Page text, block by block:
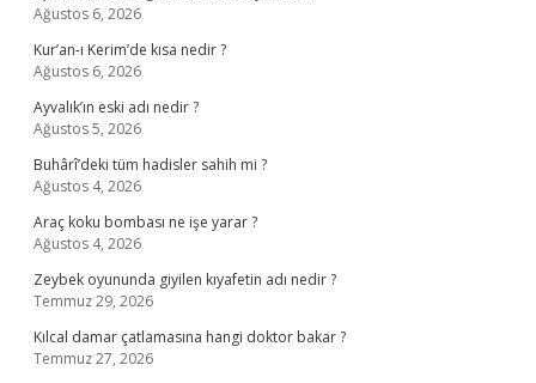
Ağustos 6, 2026
Kur’an-ı Kerim’de kısa nedir ?
Ağustos 6, 2026
Ayvalık’ın eski adı nedir ?
Ağustos 5, 2026
Buhârî’deki tüm hadisler sahih mi ?
Ağustos 4, 2026
Araç koku bombası ne işe yarar ?
Ağustos 4, 2026
Zeybek oyununda giyilen kıyafetin adı nedir ?
Temmuz 29, 2026
Kılcal damar çatlamasına hangi doktor bakar ?
Temmuz 27, 2026